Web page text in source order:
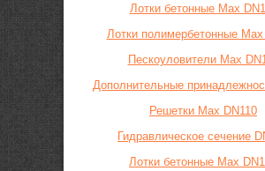
Лотки бетонные Max
Лотки полимербетонные Max
Пескоуловители Max
Дополнительные
Решетки Max DN110
Гидравлическое сечение
Лотки бетонные Max